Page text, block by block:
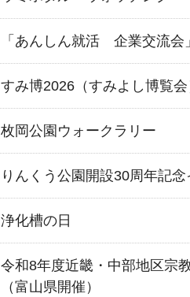
「あんしん就活 企業交流会
すみ博2026（すみよし博覧会
枚岡公園ウォークラリー
りんくう公園開設30周年記念
浄化槽の日
令和8年度近畿・中部地区宗
（富山県開催）